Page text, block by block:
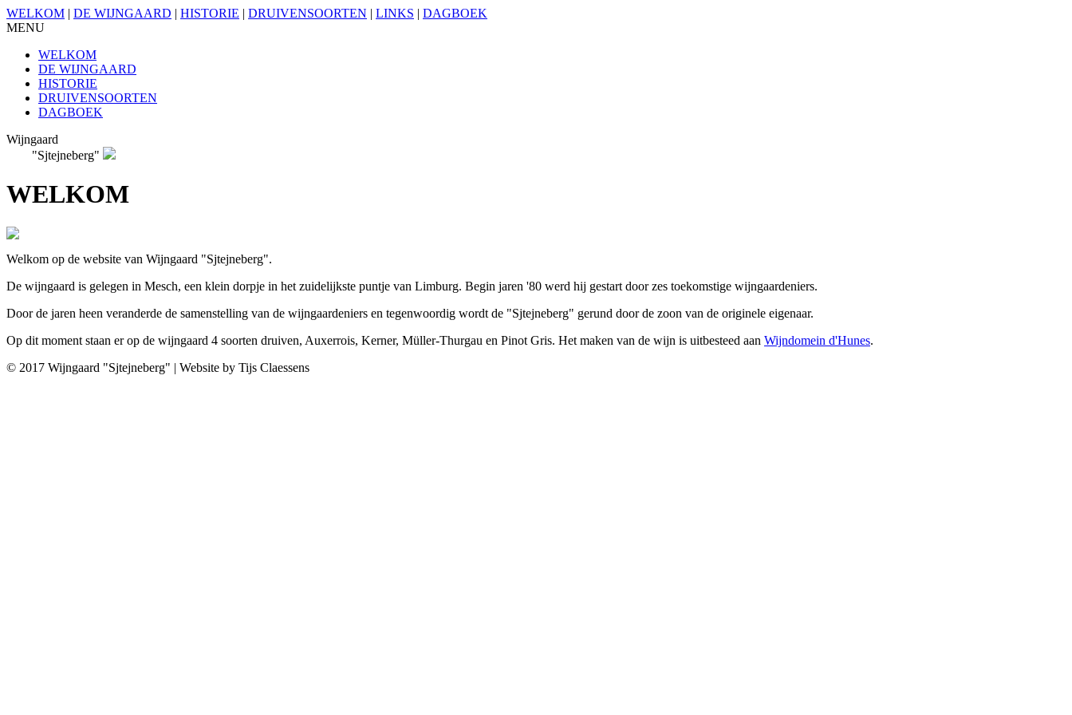
WELKOM | DE WIJNGAARD | HISTORIE | DRUIVENSOORTEN | LINKS | DAGBOEK
MENU
WELKOM
DE WIJNGAARD
HISTORIE
DRUIVENSOORTEN
DAGBOEK
Wijngaard
"Sjtejneberg"
WELKOM
Welkom op de website van Wijngaard "Sjtejneberg".
De wijngaard is gelegen in Mesch, een klein dorpje in het zuidelijkste puntje van Limburg. Begin jaren '80 werd hij gestart door zes toekomstige wijngaardeniers.
Door de jaren heen veranderde de samenstelling van de wijngaardeniers en tegenwoordig wordt de "Sjtejneberg" gerund door de zoon van de originele eigenaar.
Op dit moment staan er op de wijngaard 4 soorten druiven, Auxerrois, Kerner, Müller-Thurgau en Pinot Gris. Het maken van de wijn is uitbesteed aan Wijndomein d'Hunes.
© 2017 Wijngaard "Sjtejneberg" | Website by Tijs Claessens